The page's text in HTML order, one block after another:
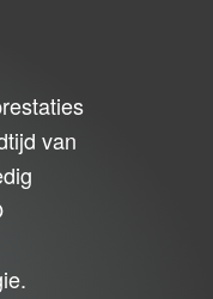
van